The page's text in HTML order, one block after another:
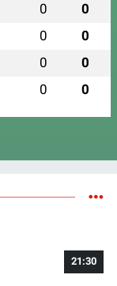
0 0
0 0
0 0
0 0
21:30